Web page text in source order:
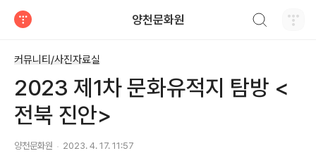
양천문화원
커뮤니티/사진자료실
2023 제1차 문화유적지 탐방 <
전북 진안>
양천문화원 2023. 4. 17. 11:57